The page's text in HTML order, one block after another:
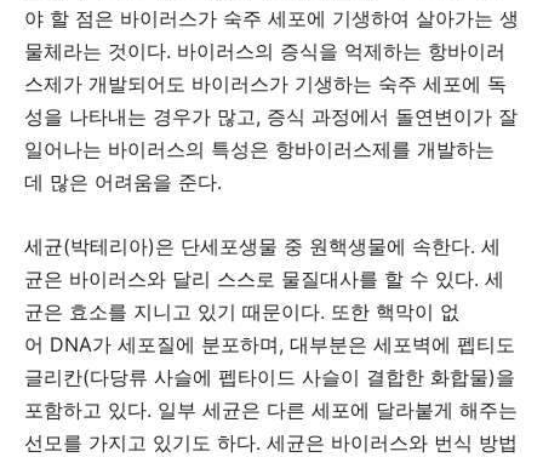
야 할 점은 바이러스가 숙주 세포에 기생하여 살아가는 생
물체라는 것이다. 바이러스의 증식을 억제하는 항바이러
스제가 개발되어도 바이러스가 기생하는 숙주 세포에 독
성을 나타내는 경우가 많고, 증식 과정에서 돌연변이가 잘
일어나는 바이러스의 특성은 항바이러스제를 개발하는
데 많은 어려움을 준다.
세균(박테리아)은 단세포생물 중 원핵생물에 속한다. 세
균은 바이러스와 달리 스스로 물질대사를 할 수 있다. 세
균은 효소를 지니고 있기 때문이다. 또한 핵막이 없
어 DNA가 세포질에 분포하며, 대부분은 세포벽에 펩티도
글리칸(다당류 사슬에 펩타이드 사슬이 결합한 화합물)을
포함하고 있다. 일부 세균은 다른 세포에 달라붙게 해주는
선모를 가지고 있기도 하다. 세균은 바이러스와 번식 방법